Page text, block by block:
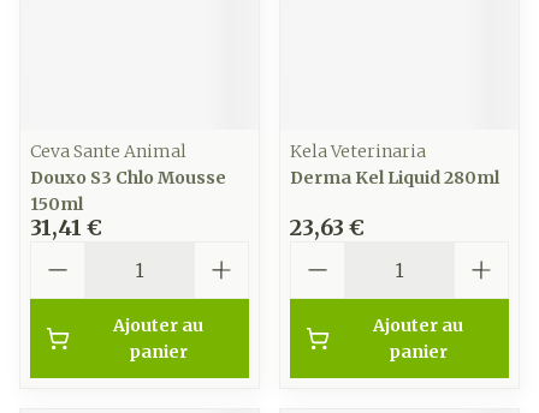
Ceva Sante Animal
Douxo S3 Chlo Mousse
150ml
31,41 €
Ajouter au
panier
Kela Veterinaria
Derma Kel Liquid 280ml
23,63 €
Ajouter au
panier